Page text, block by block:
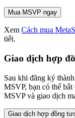
Mua MSVP ngay
Xem Cách mua
tiết.
Giao dịch hợp
Sau khi đăng ký
MSVP, bạn có thể
MSVP và giao dịch
Giao dịch hợp đồng